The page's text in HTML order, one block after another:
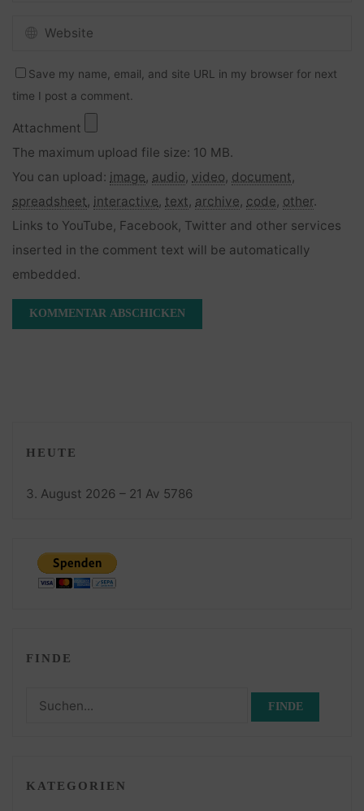
Save my name, email, and site URL in my browser for next
time I post a comment.
Attachment
The maximum upload file size: 10 MB.
You can upload: image, audio, video, document,
spreadsheet, interactive, text, archive, code, other.
Links to YouTube, Facebook, Twitter and other services
inserted in the comment text will be automatically
embedded.
HEUTE
3. August 2026 – 21 Av 5786
FINDE
Suchen
KATEGORIEN